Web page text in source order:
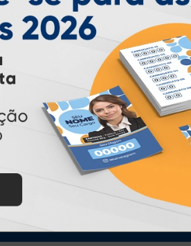
* Pagamento com cartão de crédito terá
** Pagamentos a prazo poderão ter
*** Nota fiscal sujeita a emissão de acordo
serviço, conforme legislação pertinente.
PARTICIPE
INDUSTRIA GRAFICA LTDA | CNPJ: